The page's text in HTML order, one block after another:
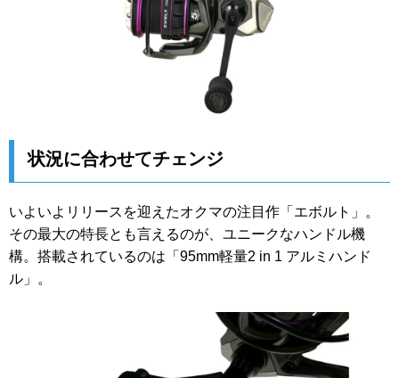
状況に合わせてチェンジ
いよいよリリースを迎えたオクマの注目作「エボルト」。
その最大の特長とも言えるのが、ユニークなハンドル機
構。搭載されているのは「95mm軽量2 in 1 アルミハンド
ル」。